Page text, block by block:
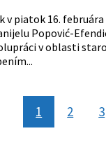
piatok 16.
Popović-
v oblasti
1 2 3